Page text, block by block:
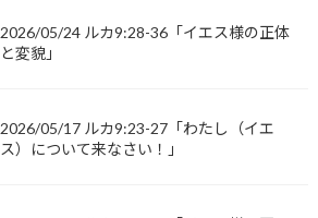
2026/05/24 ルカ9:28-36「イエス様の正体
と変貌」
2026/05/17 ルカ9:23-27「わたし（イエ
ス）について来なさい！」